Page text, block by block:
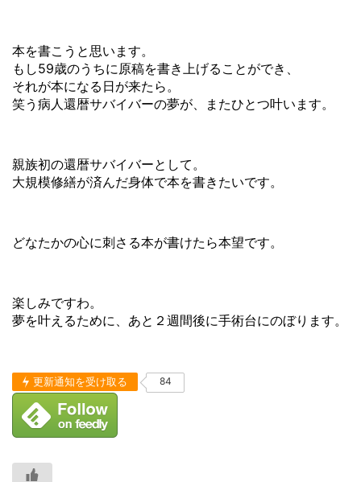
本を書こうと思います。
もし59歳のうちに原稿を書き上げることができ、
それが本になる日が来たら。
笑う病人還暦サバイバーの夢が、またひとつ叶います。
親族初の還暦サバイバーとして。
大規模修繕が済んだ身体で本を書きたいです。
どなたかの心に刺さる本が書けたら本望です。
楽しみですわ。
夢を叶えるために、あと２週間後に手術台にのぼります。
更新通知を受け取る 84